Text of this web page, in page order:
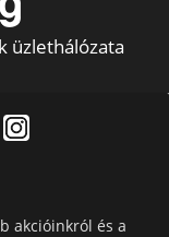
üzlethálózata
akcióinkról és a